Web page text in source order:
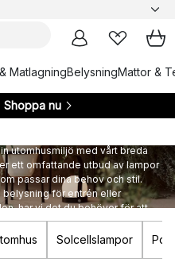
MatlagningBelysningMattor &
Shoppa nu
utomhusmiljö med vårt breda
ett omfattande utbud av lampor
passar dina behov och stil.
för entrén eller
har vi det du behöver för att
Upptäck vårt sortiment
Solcellslampor